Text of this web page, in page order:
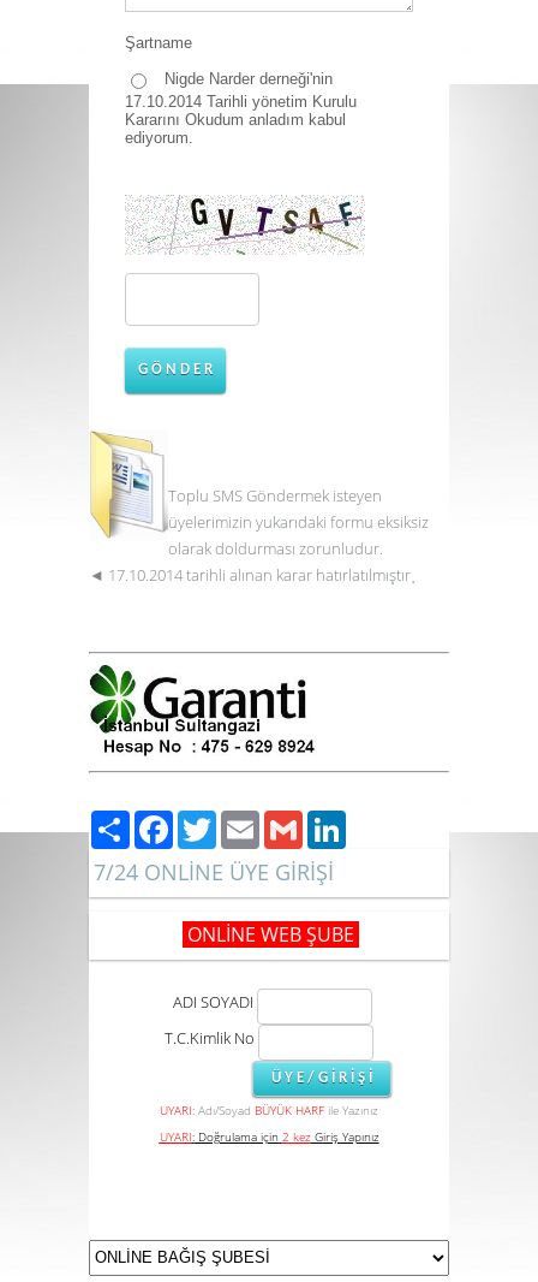
Şartname
Nigde Narder derneği'nin
17.10.2014 Tarihli yönetim Kurulu
Kararını Okudum anladım kabul
ediyorum.
G Ö N D E R
Toplu SMS Göndermek isteyen
üyelerimizin yukarıdaki formu eksiksiz
olarak doldurması zorunludur.
◄ 17.10.2014 tarihli alınan karar hatırlatılmıştır.
PaylaşFacebook
TwitterEmailGmail
7/24 ONLİNE ÜYE GİRİŞİ
ONLİNE WEB ŞUBE
ADI SOYADI
T.C.Kimlik No
UYARI: Adı/Soyad BÜYÜK HARF ile Yazınız
UYARI:Doğrulama için 2 kez Giriş Yapınız